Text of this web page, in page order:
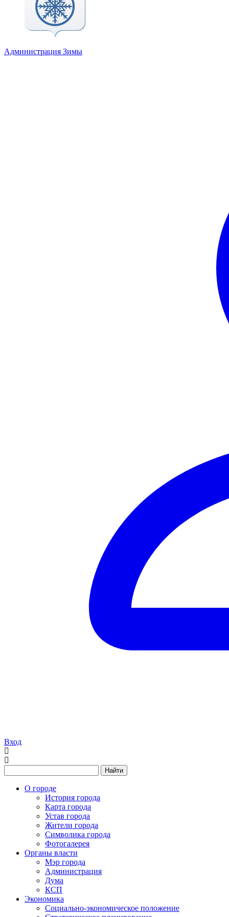
Администрация Зимы
Вход
Найти
О городе
История города
Карта города
Устав города
Жители города
Символика города
Фотогалерея
Органы власти
Мэр города
Администрация
Дума
КСП
Экономика
Социально-экономическое положение